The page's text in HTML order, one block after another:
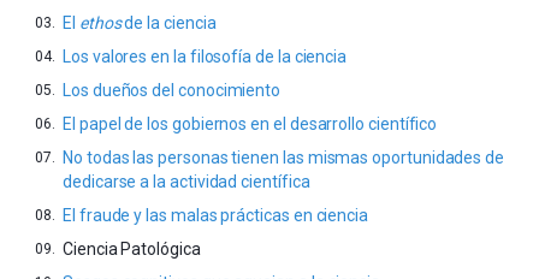
El ethosde la ciencia
Los valores en la filosofía de la ciencia
Los dueños del conocimiento
El papel de los gobiernos en el desarrollo científico
No todas las personas tienen las mismas oportunidades de
dedicarse a la actividad científica
El fraude y las malas prácticas en ciencia
Ciencia Patológica